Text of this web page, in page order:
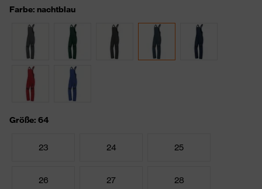
Farbe: nachtblau
Größe: 64
23 24 25
26 27 28